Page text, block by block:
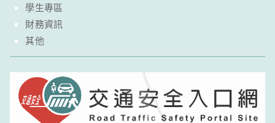
學生專區
財務資訊
其他